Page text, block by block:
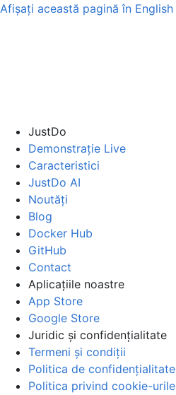
Afișați această pagină în English
JustDo
Demonstrație Live
Caracteristici
JustDo AI
Noutăți
Blog
Docker Hub
GitHub
Contact
Aplicațiile noastre
App Store
Google Store
Juridic și confidențialitate
Termeni și condiții
Politica de confidențialitate
Politica privind cookie-urile